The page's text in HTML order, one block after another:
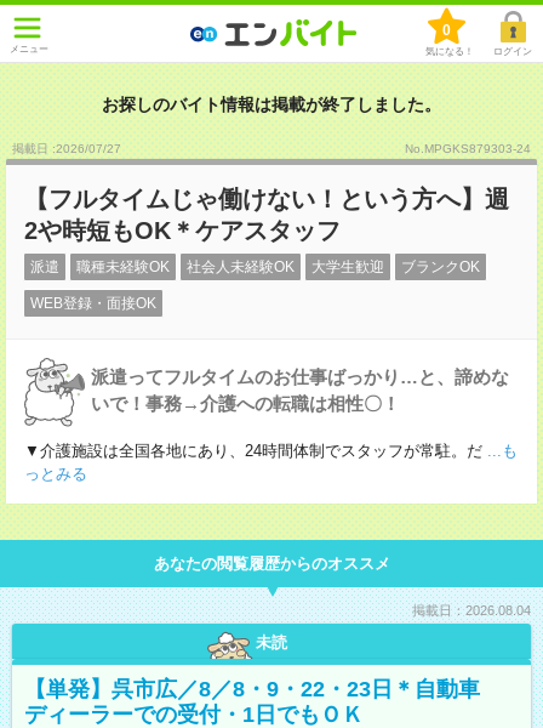
メニュー
0
気になる！ ログイン
お探しのバイト情報は掲載が終了しました。
掲載日 :2026/07/27 No.MPGKS879303-24
【フルタイムじゃ働けない！という方へ】週
2や時短もOK＊ケアスタッフ
派遣 職種未経験OK 社会人未経験OK 大学生歓迎 ブランクOK
WEB登録・面接OK
派遣ってフルタイムのお仕事ばっかり…と、諦めな
いで！事務→介護への転職は相性〇！
▼介護施設は全国各地にあり、24時間体制でスタッフが常駐。だ ...も
っとみる
あなたの閲覧履歴からのオススメ
掲載日：2026.08.04
未読
【単発】呉市広／8／8・9・22・23日＊自動車
ディーラーでの受付・1日でもＯＫ